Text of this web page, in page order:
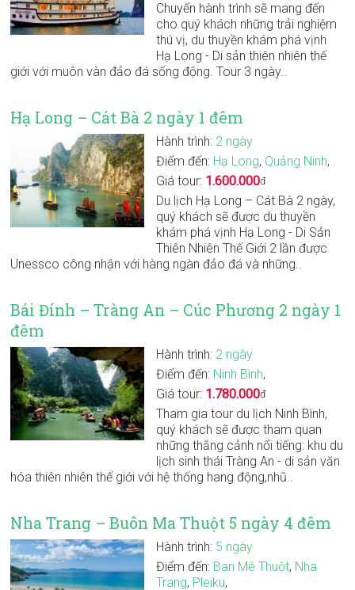
Chuyến hành trình sẽ mang đến
cho quý khách những trải nghiệm
thú vị, du thuyền khám phá vịnh
Hạ Long - Di sản thiên nhiên thế
giới với muôn vàn đảo đá sống động. Tour 3 ngày..
Hạ Long – Cát Bà 2 ngày 1 đêm
Hành trình: 2 ngày
Điểm đến: Hạ Long, Quảng Ninh,
Giá tour: 1.600.000đ
Du lịch Hạ Long – Cát Bà 2 ngày,
quý khách sẽ được du thuyền
khám phá vịnh Hạ Long - Di Sản
Thiên Nhiên Thế Giới 2 lần được
Unessco công nhận với hàng ngàn đảo đá và những..
Bái Đính – Tràng An – Cúc Phương 2 ngày 1
đêm
Hành trình: 2 ngày
Điểm đến: Ninh Bình,
Giá tour: 1.780.000đ
Tham gia tour du lịch Ninh Bình,
quý khách sẽ được tham quan
những thắng cảnh nổi tiếng: khu du
lịch sinh thái Tràng An - di sản văn
hóa thiên nhiên thế giới với hệ thống hang động,nhũ..
Nha Trang – Buôn Ma Thuột 5 ngày 4 đêm
Hành trình: 5 ngày
Điểm đến: Ban Mê Thuột, Nha
Trang, Pleiku,